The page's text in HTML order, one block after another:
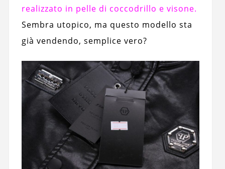
realizzato in pelle di coccodrillo e visone.
Sembra utopico, ma questo modello sta
già vendendo, semplice vero?